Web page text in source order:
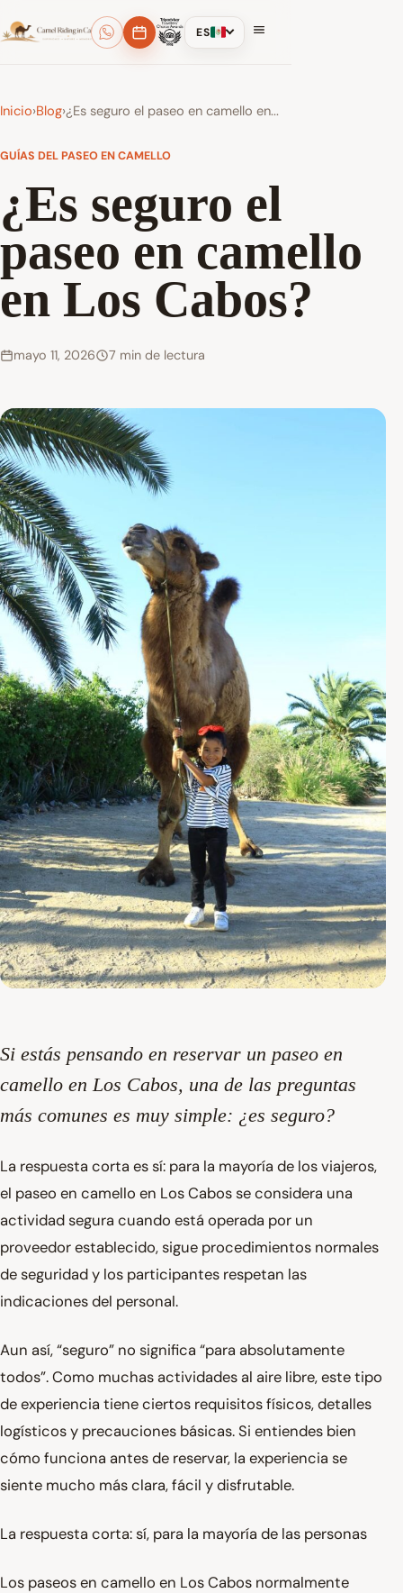
ES
Inicio›Blog›¿Es seguro el paseo en camello en...
GUÍAS DEL PASEO EN CAMELLO
¿Es seguro el
paseo en camello
en Los Cabos?
mayo 11, 2026 7 min de lectura
Si estás pensando en reservar un paseo en
camello en Los Cabos, una de las preguntas
más comunes es muy simple: ¿es seguro?
La respuesta corta es sí: para la mayoría de los viajeros,
el paseo en camello en Los Cabos se considera una
actividad segura cuando está operada por un
proveedor establecido, sigue procedimientos normales
de seguridad y los participantes respetan las
indicaciones del personal.
Aun así, “seguro” no significa “para absolutamente
todos”. Como muchas actividades al aire libre, este tipo
de experiencia tiene ciertos requisitos físicos, detalles
logísticos y precauciones básicas. Si entiendes bien
cómo funciona antes de reservar, la experiencia se
siente mucho más clara, fácil y disfrutable.
La respuesta corta: sí, para la mayoría de las personas
Los paseos en camello en Los Cabos normalmente